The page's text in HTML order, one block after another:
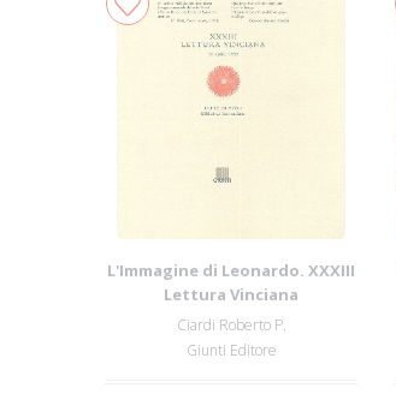
L'Immagine di Leonardo. XXXIII
Lettura Vinciana
Ciardi Roberto P.
Giunti Editore